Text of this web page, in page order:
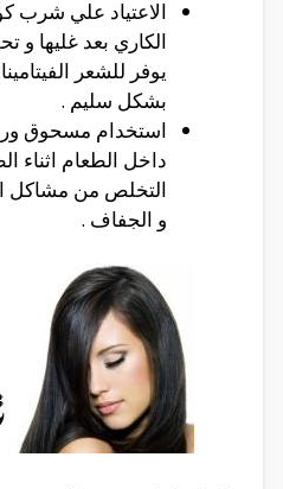
الاعتياد علي شرب
الكاري بعد غليها و
يوفر للشعر
بشكل سليم .
استخدام مسحوق
داخل الطعام اثناء
التخلص من مشاكل
و الجفاف .